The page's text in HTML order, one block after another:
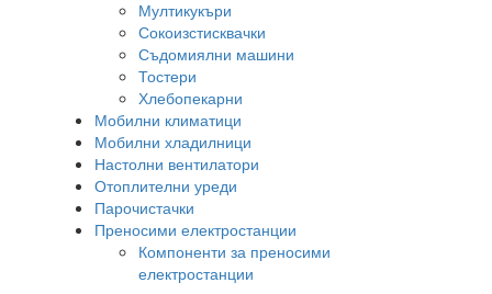
Мултикукъри
Сокоизстисквачки
Съдомиялни машини
Тостери
Хлебопекарни
Мобилни климатици
Мобилни хладилници
Настолни вентилатори
Отоплителни уреди
Парочистачки
Преносими електростанции
Компоненти за преносими
електростанции